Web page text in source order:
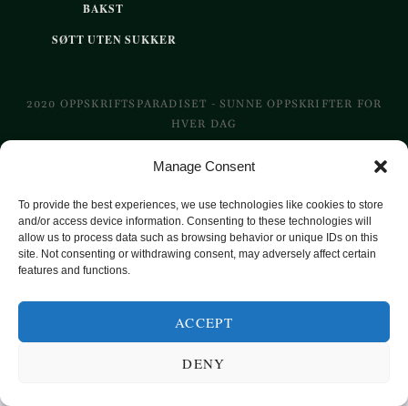
Manage Consent
To provide the best experiences, we use technologies like cookies to store
and/or access device information. Consenting to these technologies will
allow us to process data such as browsing behavior or unique IDs on this
site. Not consenting or withdrawing consent, may adversely affect certain
features and functions.
ACCEPT
DENY
BAKST
SØTT UTEN SUKKER
2020 OPPSKRIFTSPARADISET - SUNNE OPPSKRIFTER FOR
HVER DAG